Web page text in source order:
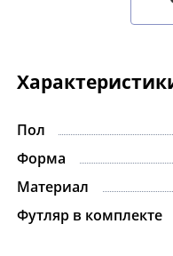
Пол
Форма
Материал
Футляр в комплекте